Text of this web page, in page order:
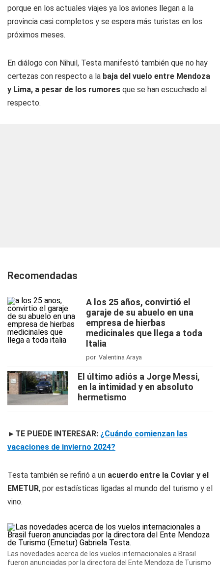
porque en los actuales viajes ya los aviones llegan a la
provincia casi completos y se espera más turistas en los
próximos meses.
En diálogo con Nihuil, Testa manifestó también que no hay
certezas con respecto a la baja del vuelo entre Mendoza
y Lima, a pesar de los rumores que se han escuchado al
respecto.
Recomendadas
A los 25 años, convirtió el
garaje de su abuelo en una
empresa de hierbas
medicinales que llega a toda
Italia
por Valentina Araya
El último adiós a Jorge Messi,
en la intimidad y en absoluto
hermetismo
►TE PUEDE INTERESAR: ¿Cuándo comienzan las
vacaciones de invierno 2024?
Testa también se refirió a un acuerdo entre la Coviar y el
EMETUR, por estadísticas ligadas al mundo del turismo y el
vino.
Las novedades acerca de los vuelos internacionales a Brasil
fueron anunciadas por la directora del Ente Mendoza de Turismo